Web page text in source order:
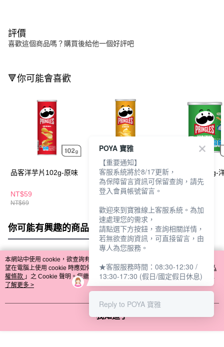
評價
喜歡這個商品嗎？購買後給他一個好評吧
🔻你可能會喜歡
品客洋芋片102g-原味
NT$59
NT$69
品客洋芋片102g-香濃
起司
NT$59
品客洋芋片48g-
你可能有興趣的商品 全站排行
熱門標籤
本網站中使用 cookie，欲查詢有關本網站使用 cookie 方式之詳情，及若您不希
望在電腦上使用 cookie 時應如何變更電腦的 cookie 設定，請參閱本網站「
隱私
權條款 」之 Cookie 聲明。您繼續使用本網站即表示您同意本公司得按本網站使
用條款之 Cookie 聲明使用 cookie。
了解更多 >
我知道了
POYA 寶雅
【重要通知】
客服系統將於8/17更新，
為保障留言資訊可保留查詢，請先
登入會員帳號留言。
歡迎來到寶雅線上客服系統。為加
速處理您的需求，
請點選下方按鈕，查詢相關詳情，
若無欲查詢資訊，可直接留言，由
專人為您服務。
★客服服務時間：08:30-12:30 /
13:30-17:30 (假日/國定假日休息)
Reply to POYA 寶雅